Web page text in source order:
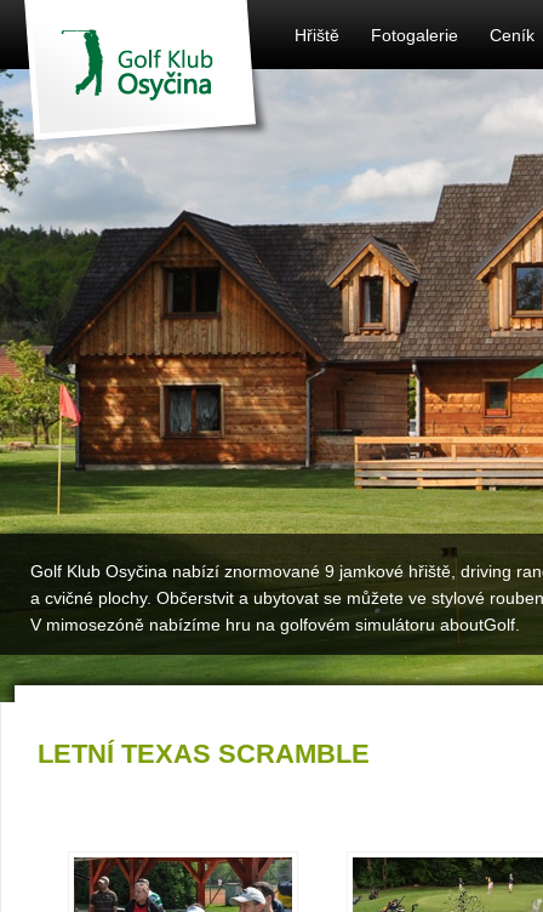
Hřiště Fotogalerie Ceník
Golf Klub Osyčina nabízí znormované 9 jamkové hřiště, driving
a cvičné plochy. Občerstvit a ubytovat se můžete ve stylové
V mimosezóně nabízíme hru na golfovém simulátoru aboutGolf.
LETNÍ TEXAS SCRAMBLE